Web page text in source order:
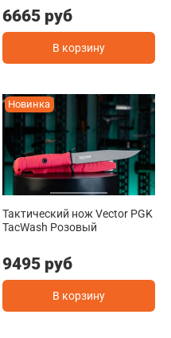
6665 руб
В корзину
Новинка
Тактический нож Vector PGK
TacWash Розовый
9495 руб
В корзину